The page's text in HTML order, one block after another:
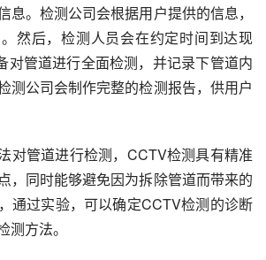
息。检测公司会根据用户提供的信息，
然后，检测人员会在约定时间到达现
对管道进行全面检测，并记录下管道内
测公司会制作完整的检测报告，供用户
对管道进行检测，CCTV检测具有精准
，同时能够避免因为拆除管道而带来的
通过实验，可以确定CCTV检测的诊断
测方法。